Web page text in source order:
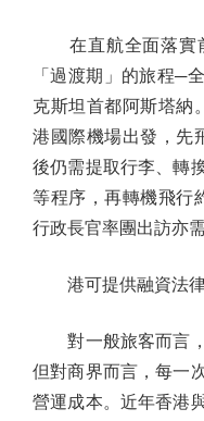
在直航全面落實
「過渡期」的旅程─
克斯坦首都阿斯塔納
港國際機場出發，先
後仍需提取行李、轉
等程序，再轉機飛行
行政長官率團出訪亦
港可提供融資法律
對一般旅客而言，
但對商界而言，每一
營運成本。近年香港